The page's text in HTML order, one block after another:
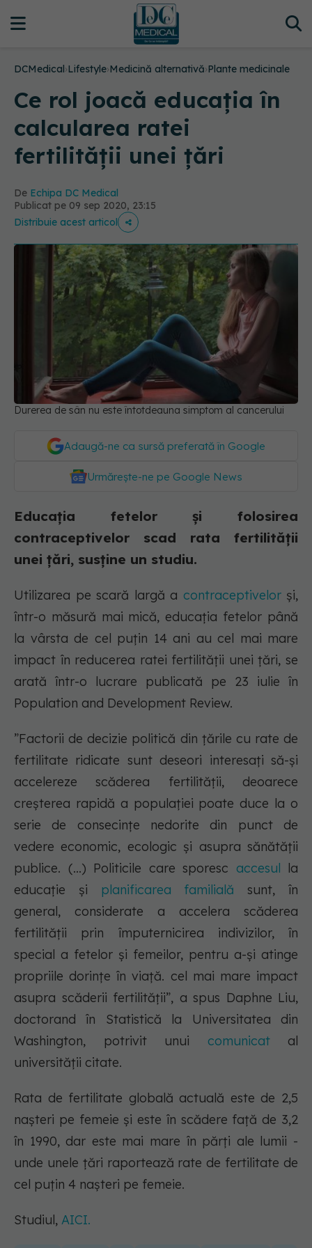
DCMedical›Lifestyle›Medicină alternativă›Plante medicinale
Ce rol joacă educația în
calcularea ratei
fertilității unei țări
De Echipa DC Medical
Publicat pe 09 sep 2020, 23:15
Distribuie acest articol
Durerea de sân nu este întotdeauna simptom al cancerului
Adaugă-ne ca sursă preferată în Google
Urmărește-ne pe Google News
Educația fetelor și folosirea
contraceptivelor scad rata fertilității
unei țări, susține un studiu.
Utilizarea pe scară largă a contraceptivelorși,
într-o măsură mai mică, educația fetelor până
la vârsta de cel puțin 14 ani au cel mai mare
impact în reducerea ratei fertilității unei țări, se
arată într-o lucrare publicată pe 23 iulie în
Population and Development Review.
”Factorii de decizie politică din țările cu rate de
fertilitate ridicate sunt deseori interesați să-și
accelereze scăderea fertilității, deoarece
creșterea rapidă a populației poate duce la o
serie de consecințe nedorite din punct de
vedere economic, ecologic și asupra sănătății
publice. (...) Politicile care sporesc accesul la
educație și planificarea familială sunt, în
general, considerate a accelera scăderea
fertilității prin împuternicirea indivizilor, în
special a fetelor și femeilor, pentru a-și atinge
propriile dorințe în viață. cel mai mare impact
asupra scăderii fertilității”, a spus Daphne Liu,
doctorand în Statistică la Universitatea din
Washington, potrivit unui comunicat al
universității citate.
Rata de fertilitate globală actuală este de 2,5
nașteri pe femeie și este în scădere față de 3,2
în 1990, dar este mai mare în părți ale lumii -
unde unele țări raportează rate de fertilitate de
cel puțin 4 nașteri pe femeie.
Studiul, AICI.